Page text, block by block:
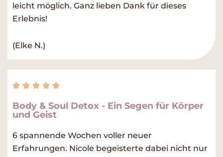
leicht möglich. Ganz lieben Dank für dieses
Erlebnis!
(Elke N.)
    Rated
out
5
Body & Soul Detox - Ein Segen für Körper
und Geist
6 spannende Wochen voller neuer
Erfahrungen. Nicole begeisterte dabei nicht nur